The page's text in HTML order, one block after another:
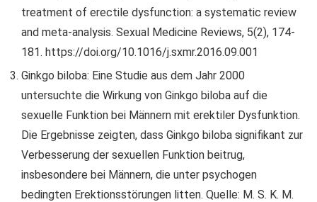
treatment of erectile dysfunction: a systematic review
and meta-analysis. Sexual Medicine Reviews, 5(2), 174-
181. https://doi.org/10.1016/j.sxmr.2016.09.001
Ginkgo biloba: Eine Studie aus dem Jahr 2000
untersuchte die Wirkung von Ginkgo biloba auf die
sexuelle Funktion bei Männern mit erektiler Dysfunktion.
Die Ergebnisse zeigten, dass Ginkgo biloba signifikant zur
Verbesserung der sexuellen Funktion beitrug,
insbesondere bei Männern, die unter psychogen
bedingten Erektionsstörungen litten. Quelle: M. S. K. M.